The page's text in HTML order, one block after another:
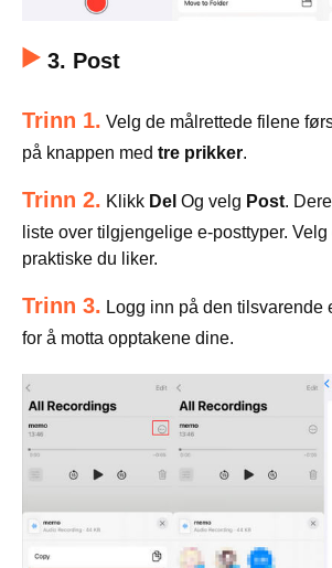
3. Post
Trinn 1. Velg de målrettede filene
på knappen med tre prikker.
Trinn 2. Klikk Del Og velg Post.
liste over tilgjengelige e-posttyper.
praktiske du liker.
Trinn 3. Logg inn på den tilsvarende
for å motta opptakene dine.